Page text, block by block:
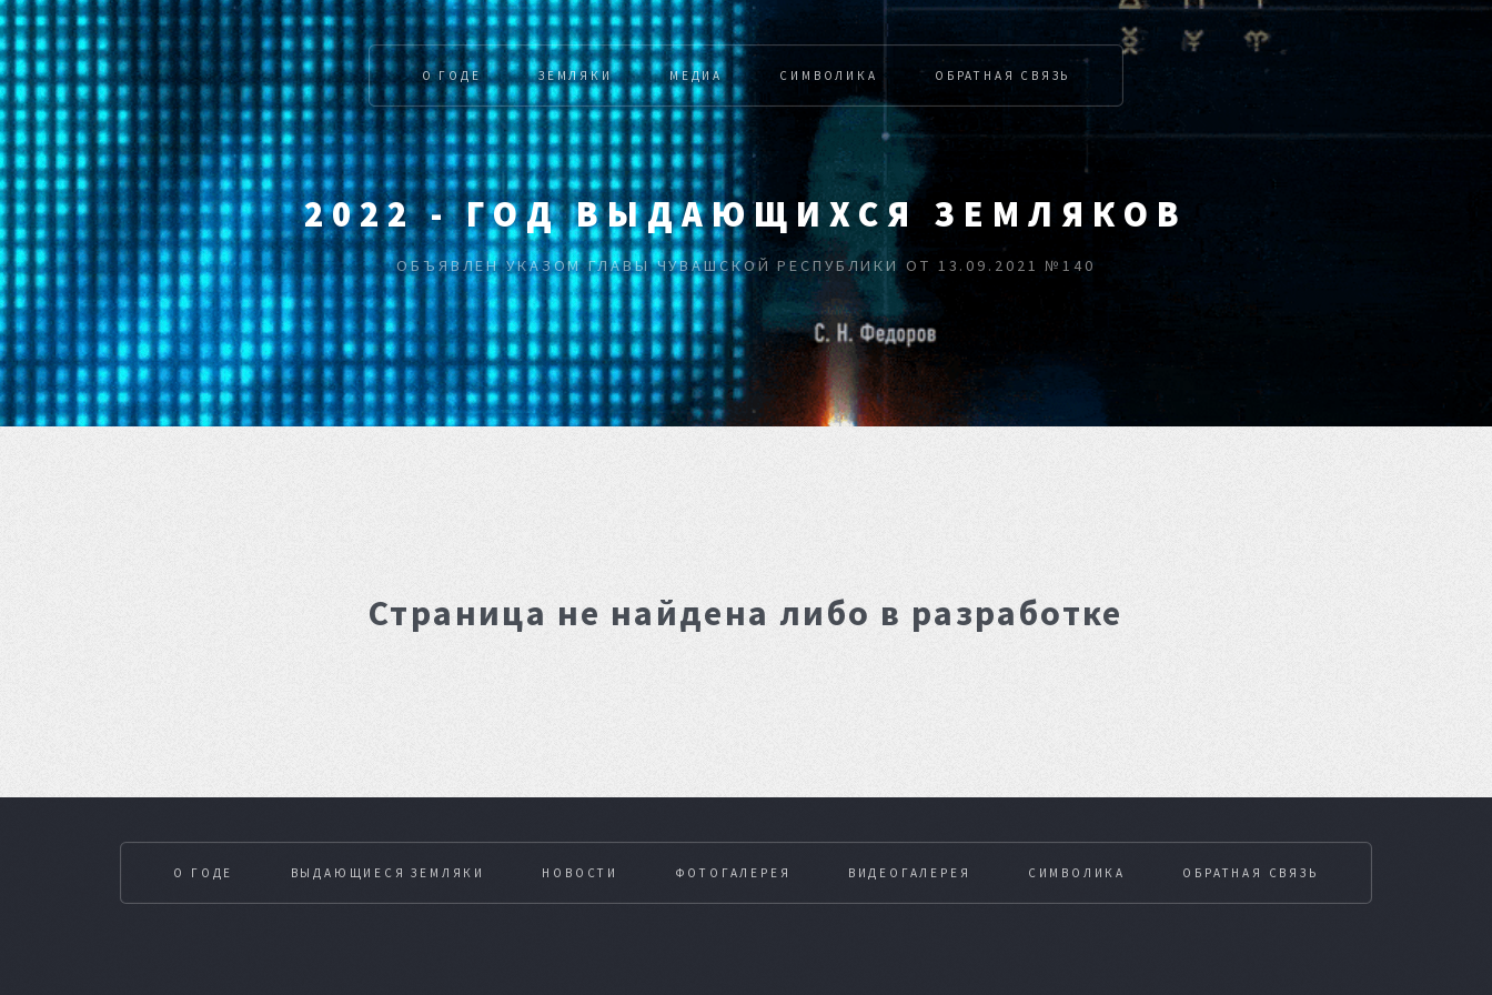
2022 - ГОД ВЫДАЮЩИХСЯ ЗЕМЛЯКОВ
ОБЪЯВЛЕН УКАЗОМ ГЛАВЫ ЧУВАШСКОЙ РЕСПУБЛИКИ ОТ 13.09.2021 №140
О ГОДЕ ЗЕМЛЯКИ МЕДИА СИМВОЛИКА ОБРАТНАЯ СВЯЗЬ
Страница не найдена либо в разработке
О ГОДЕ ВЫДАЮЩИЕСЯ ЗЕМЛЯКИ НОВОСТИ ФОТОГАЛЕРЕЯ ВИДЕОГАЛЕРЕЯ СИМВОЛИКА ОБРАТНАЯ СВЯЗЬ